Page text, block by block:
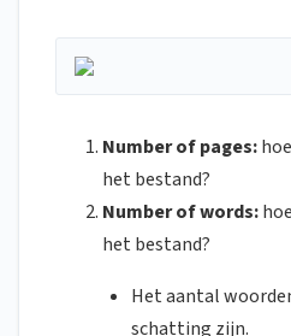
Number of pages:
het bestand?
Number of words:
het bestand?
Het aantal
schatting zijn.